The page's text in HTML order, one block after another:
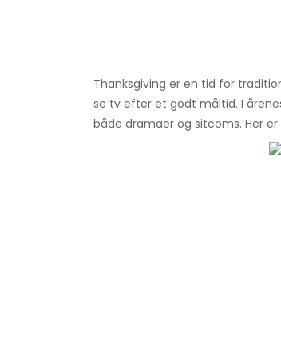
Thanksgiving er en tid for
se tv efter et godt måltid. I
både dramaer og sitcoms. Her